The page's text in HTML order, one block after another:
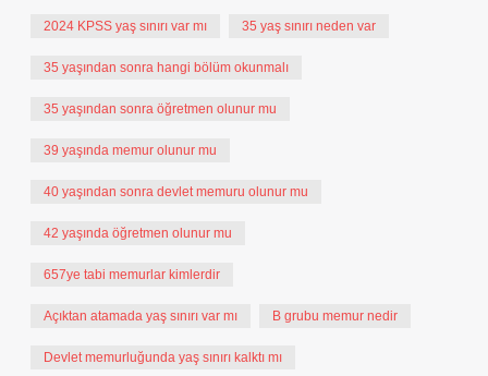
2024 KPSS yaş sınırı var mı 35 yaş sınırı neden var
35 yaşından sonra hangi bölüm okunmalı
35 yaşından sonra öğretmen olunur mu
39 yaşında memur olunur mu
40 yaşından sonra devlet memuru olunur mu
42 yaşında öğretmen olunur mu
657ye tabi memurlar kimlerdir
Açıktan atamada yaş sınırı var mı B grubu memur nedir
Devlet memurluğunda yaş sınırı kalktı mı